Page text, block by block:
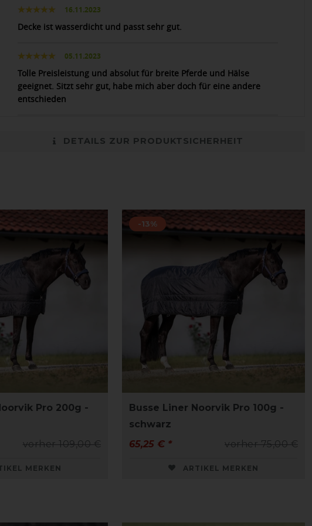
16.11.2023
Decke ist wasserdicht und passt sehr gut.
05.11.2023
Tolle Preisleistung und absolut für breite Pferde und Hälse
geeignet. Sitzt sehr gut, habe mich aber doch für eine andere
entschieden
DETAILS ZUR PRODUKTSICHERHEIT
Pro 200g -
vorher 109,00 €
MERKEN
-13%
Busse Liner Noorvik Pro 100g -
schwarz
vorher 75,00 €
65,25 € *
ARTIKEL MERKEN